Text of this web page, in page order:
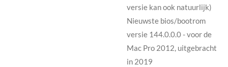
versie kan ook natuurlijk)
Nieuwste bios/bootrom
versie 144.0.0.0 - voor de
Mac Pro 2012, uitgebracht
in 2019